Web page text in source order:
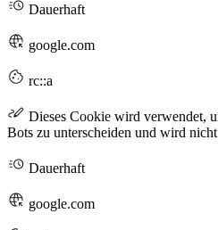
Dauerhaft
google.com
rc::a
Dieses Cookie wird verwendet,
Bots zu unterscheiden und wird
Dauerhaft
google.com